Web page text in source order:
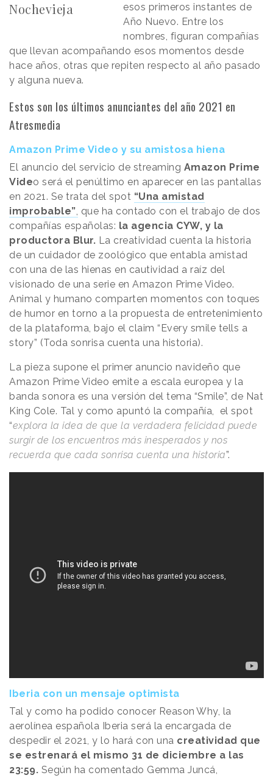
Nochevieja
esos primeros instantes de
Año Nuevo. Entre los
nombres, figuran compañías
que llevan acompañando esos momentos desde
hace años, otras que repiten respecto al año pasado
y alguna nueva.
Estos son los últimos anunciantes del año 2021 en
Atresmedia
Amazon Prime Video y su amistosa hiena
El anuncio del servicio de streaming Amazon Prime
Video será el penúltimo en aparecer en las pantallas
en 2021. Se trata del spot “Una amistad
improbable”, que ha contado con el trabajo de dos
compañías españolas: la agencia CYW, y la
productora Blur. La creatividad cuenta la historia
de un cuidador de zoológico que entabla amistad
con una de las hienas en cautividad a raíz del
visionado de una serie en Amazon Prime Video.
Animal y humano comparten momentos con toques
de humor en torno a la propuesta de entretenimiento
de la plataforma, bajo el claim “Every smile tells a
story” (Toda sonrisa cuenta una historia).
La pieza supone el primer anuncio navideño que
Amazon Prime Video emite a escala europea y la
banda sonora es una versión del tema “Smile”, de Nat
King Cole. Tal y como apuntó la compañía, el spot
“explora la idea de que la verdadera felicidad puede
surgir de los encuentros más inesperados y nos
recuerda que cada sonrisa cuenta una historia”.
Iberia con un mensaje optimista
Tal y como ha podido conocer Reason Why, la
aerolínea española Iberia será la encargada de
despedir el 2021, y lo hará con una creatividad que
se estrenará el mismo 31 de diciembre a las
23:59. Según ha comentado Gemma Juncá,